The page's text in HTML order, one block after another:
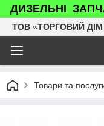
ДИЗЕЛЬНІ
ТОВ «ТОРГОВИЙ
Товари та